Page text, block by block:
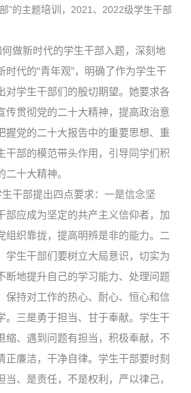
”的主题培训 ， 2021、2022级学生干部
做新时代的学生干部入题，深刻地
时代的“青年观”，明确了作为学生干
对学生干部们的殷切期望。她要求各
传贯彻党的二十大精神，提高政治意
握党的二十大报告中的重要思想、重
干部的模范带头作用，引导同学们积
十大精神。
干部提出四点要求：一是信念坚
部应成为坚定的共产主义信仰者，加
组织靠拢，提高明辨是非的能力。
二
学生干部们要树立大局意识，切实为
断地提升自己的学习能力、处理问题
保持对工作的热心、耐心、恒心和信
。三是勇于担当、甘于奉献。学生干
缩、遇到问题有担当，积极奉献，不
正廉洁，干净自律。学生干部要时刻
、是责任，不是权利，严以律己，